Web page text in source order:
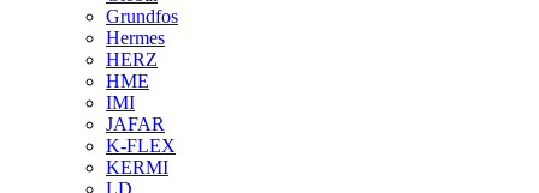
Grundfos
Hermes
HERZ
HME
IMI
JAFAR
K-FLEX
KERMI
LD